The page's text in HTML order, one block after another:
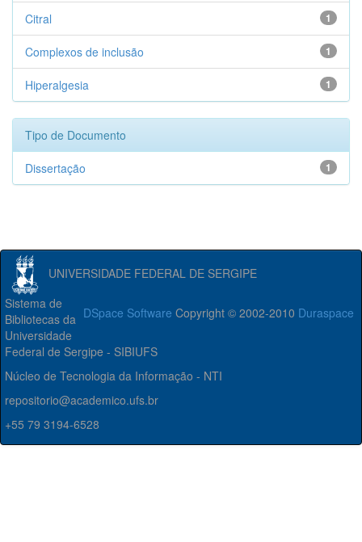
1
Citral
1
Complexos de inclusão
1
Hiperalgesia
Tipo de Documento
1
Dissertação
UNIVERSIDADE FEDERAL DE SERGIPE
DSpace Software Copyright © 2002-2010 Duraspace
Sistema de
Bibliotecas da
Universidade
Federal de Sergipe - SIBIUFS
Núcleo de Tecnologia da Informação - NTI
repositorio@academico.ufs.br
+55 79 3194-6528